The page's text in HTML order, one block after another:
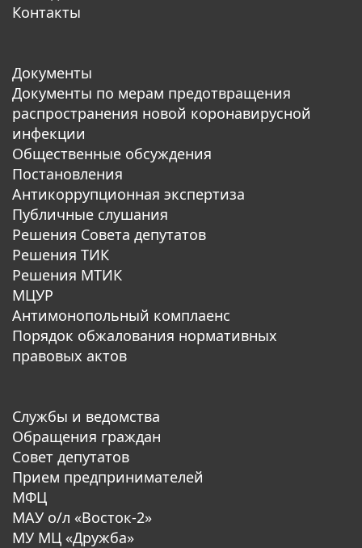
Контакты
Документы
Документы по мерам предотвращения
распространения новой коронавирусной
инфекции
Общественные обсуждения
Постановления
Антикоррупционная экспертиза
Публичные слушания
Решения Совета депутатов
Решения ТИК
Решения МТИК
МЦУР
Антимонопольный комплаенс
Порядок обжалования нормативных
правовых актов
Службы и ведомства
Обращения граждан
Совет депутатов
Прием предпринимателей
МФЦ
МАУ о/л «Восток-2»
МУ МЦ «Дружба»